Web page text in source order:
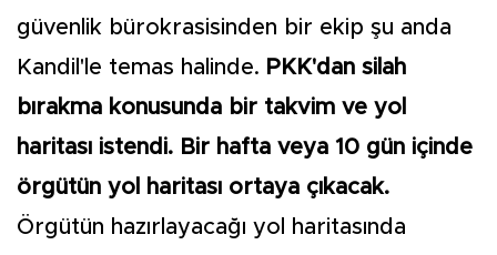
güvenlik bürokrasisinden bir ekip şu anda
Kandil'le temas halinde. PKK'dan silah
bırakma konusunda bir takvim ve yol
haritası istendi. Bir hafta veya 10 gün içinde
örgütün yol haritası ortaya çıkacak.
Örgütün hazırlayacağı yol haritasında